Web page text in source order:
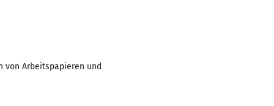
von Arbeitspapieren und